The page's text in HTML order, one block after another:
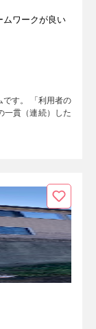
ムワークが良い
です。 「利用者の
一貫（連続）した